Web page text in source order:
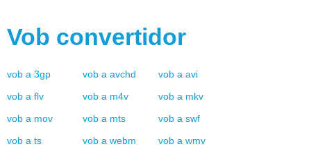
Vob convertidor
vob a 3gp vob a avchd vob a avi
vob a flv vob a m4v vob a mkv
vob a mov vob a mts vob a swf
vob a ts vob a webm vob a wmv